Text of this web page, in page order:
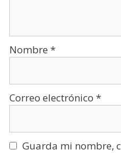
Nombre *
Correo electrónico *
Guarda mi nombre,